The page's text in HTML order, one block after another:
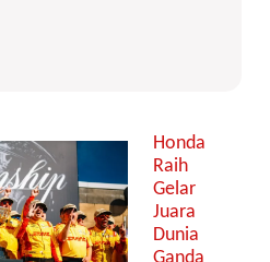
Honda
Raih
Gelar
Juara
Dunia